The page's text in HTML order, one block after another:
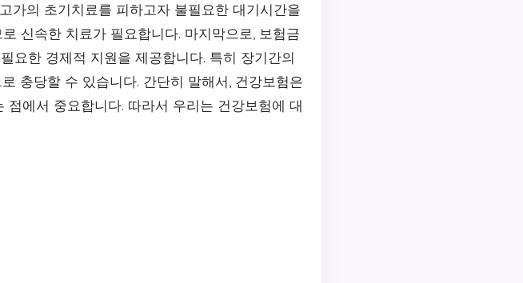
가의 초기치료를 피하고자 불필요한 대기시간을
신속한 치료가 필요합니다. 마지막으로, 보험금
요한 경제적 지원을 제공합니다. 특히 장기간의
충당할 수 있습니다. 간단히 말해서, 건강보험은
에서 중요합니다. 따라서 우리는 건강보험에 대